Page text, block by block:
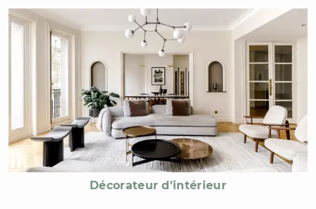
Décorateur d'intérieur